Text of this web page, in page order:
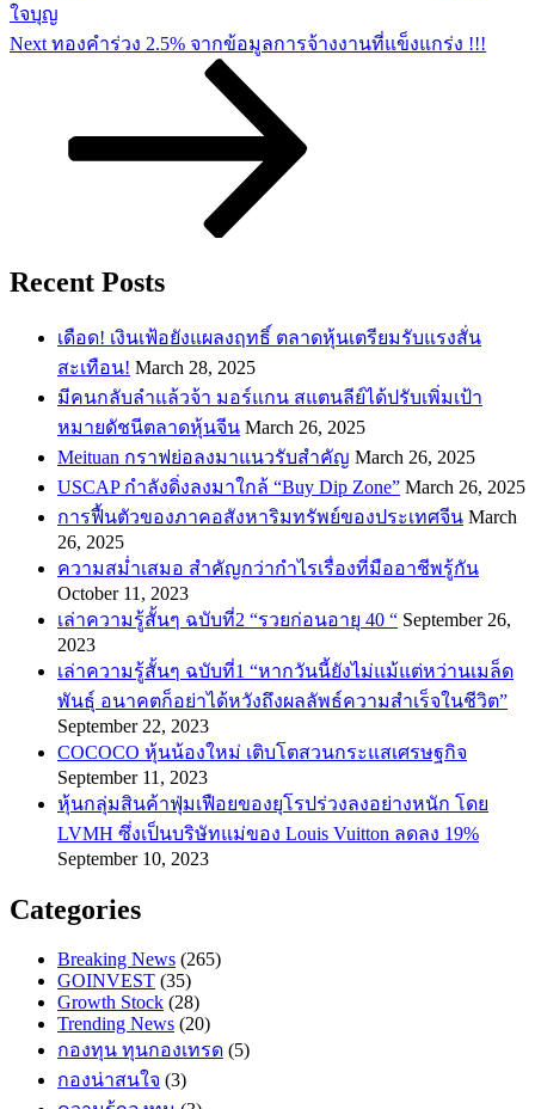
ใจบุญ
Next
Post
Next ทองคำร่วง 2.5% จากข้อมูลการจ้างงานที่แข็งแกร่ง !!!
Recent Posts
เดือด! เงินเฟ้อยังแผลงฤทธิ์ ตลาดหุ้นเตรียมรับแรงสั่น
สะเทือน! March 28, 2025
​มีคนกลับลำแล้วจ้า มอร์แกน สแตนลีย์ได้ปรับเพิ่มเป้า
หมายดัชนีตลาดหุ้นจีน March 26, 2025
Meituan กราฟย่อลงมาแนวรับสำคัญ March 26, 2025
USCAP กำลังดิ่งลงมาใกล้ “Buy Dip Zone” March 26, 2025
การฟื้นตัวของภาคอสังหาริมทรัพย์ของประเทศจีน March
26, 2025
ความสม่ำเสมอ สำคัญกว่ากำไรเรื่องที่มืออาชีพรู้กัน
October 11, 2023
เล่าความรู้สั้นๆ ฉบับที่2 “รวยก่อนอายุ 40 “ September 26,
2023
เล่าความรู้สั้นๆ ฉบับที่1 “หากวันนี้ยังไม่แม้แต่หว่านเมล็ด
พันธ์ุ อนาคตก็อย่าได้หวังถึงผลลัพธ์ความสำเร็จในชีวิต”
September 22, 2023
COCOCO หุ้นน้องใหม่ เติบโตสวนกระแสเศรษฐกิจ
September 11, 2023
หุ้นกลุ่มสินค้าฟุ่มเฟือยของยุโรปร่วงลงอย่างหนัก โดย
LVMH ซึ่งเป็นบริษัทแม่ของ Louis Vuitton ลดลง 19%
September 10, 2023
Categories
Breaking News (265)
GOINVEST (35)
Growth Stock (28)
Trending News (20)
กองทุน ทุนกองเทรด (5)
กองน่าสนใจ (3)